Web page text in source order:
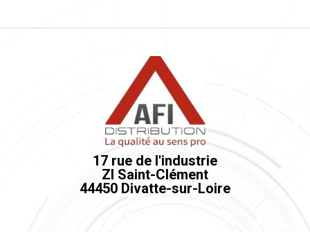
17 rue de l'industrie
ZI Saint-Clément
44450 Divatte-sur-Loire